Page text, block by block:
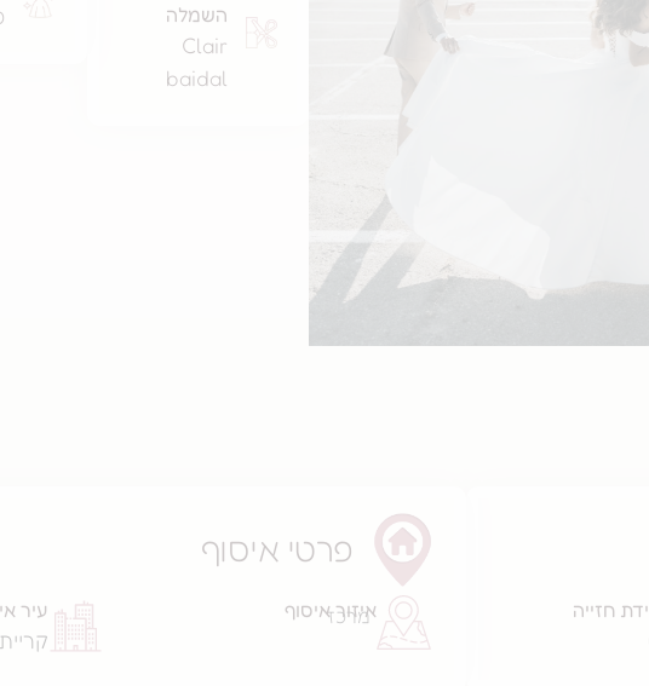
השמלה
Clair
baidal
חזייה
פרטי איסוף
איזור איסוף
מרכז עיר